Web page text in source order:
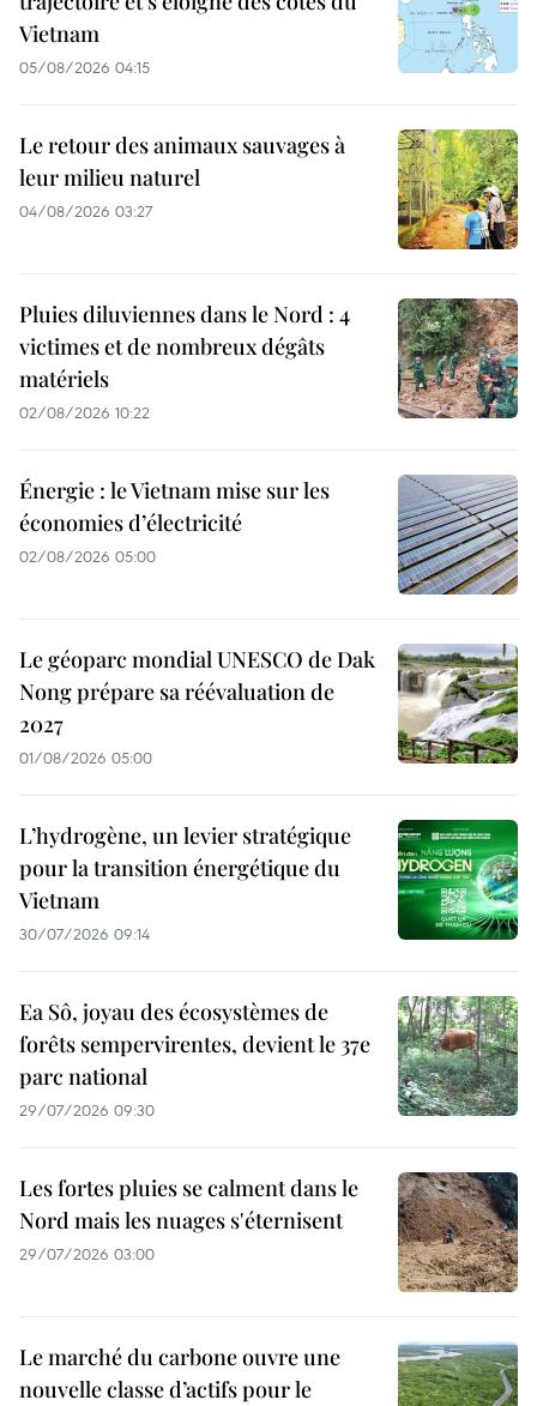
Vietnam
05/08/2026 04:15
Le retour des animaux sauvages à
leur milieu naturel
04/08/2026 03:27
Pluies diluviennes dans le Nord : 4
victimes et de nombreux dégâts
matériels
02/08/2026 10:22
Énergie : le Vietnam mise sur les
économies d’électricité
02/08/2026 05:00
Le géoparc mondial UNESCO de Dak
Nong prépare sa réévaluation de
2027
01/08/2026 05:00
L’hydrogène, un levier stratégique
pour la transition énergétique du
Vietnam
30/07/2026 09:14
Ea Sô, joyau des écosystèmes de
forêts sempervirentes, devient le 37e
parc national
29/07/2026 09:30
Les fortes pluies se calment dans le
Nord mais les nuages s'éternisent
29/07/2026 03:00
Le marché du carbone ouvre une
nouvelle classe d’actifs pour le